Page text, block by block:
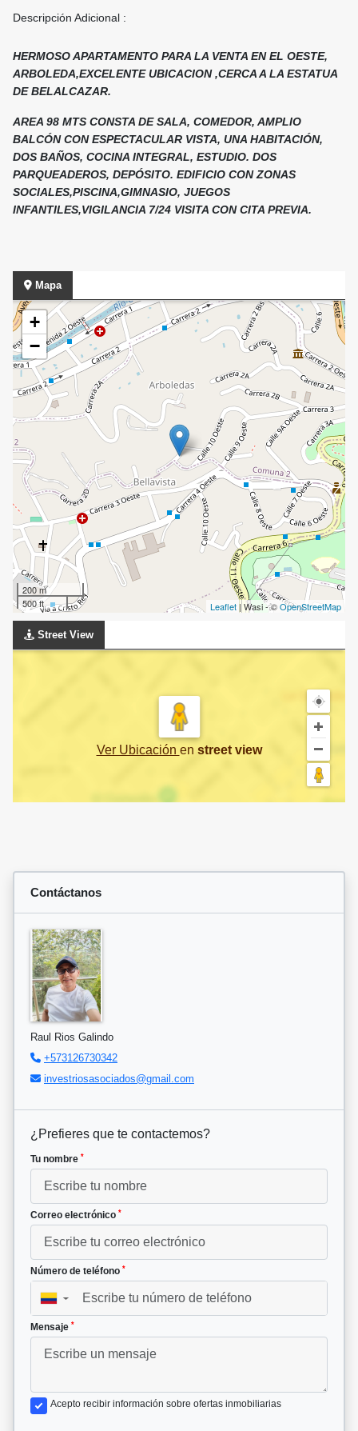
Descripción Adicional :
HERMOSO APARTAMENTO PARA LA VENTA EN EL OESTE,
ARBOLEDA,EXCELENTE UBICACION ,CERCA A LA ESTATUA
DE BELALCAZAR.
AREA 98 MTS CONSTA DE SALA, COMEDOR, AMPLIO
BALCÓN CON ESPECTACULAR VISTA, UNA HABITACIÓN,
DOS BAÑOS, COCINA INTEGRAL, ESTUDIO. DOS
PARQUEADEROS, DEPÓSITO. EDIFICIO CON ZONAS
SOCIALES,PISCINA,GIMNASIO, JUEGOS
INFANTILES,VIGILANCIA 7/24 VISITA CON CITA PREVIA.
Mapa
+
−
200 m
500 ft
Leaflet | Wasi - ©OpenStreetMap
Street View
Ver Ubicación en street view
Contáctanos
Raul Rios Galindo
+573126730342
investriosasociados@gmail.com
¿Prefieres que te contactemos?
Tu nombre *
Correo electrónico *
Número de teléfono *
▼
Mensaje *
Acepto recibir información sobre ofertas inmobiliarias